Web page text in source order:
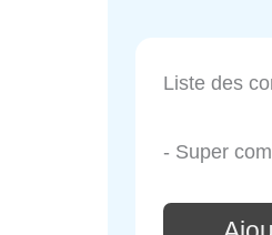
Liste des
- Super